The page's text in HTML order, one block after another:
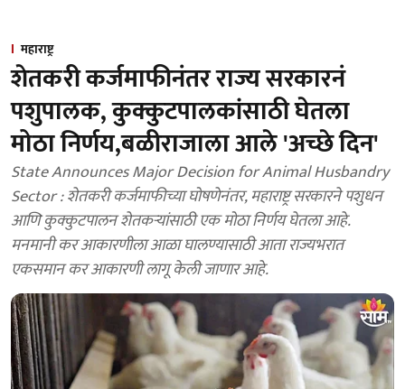
महाराष्ट्र
शेतकरी कर्जमाफीनंतर राज्य सरकारनं
पशुपालक, कुक्कुटपालकांसाठी घेतला
मोठा निर्णय,बळीराजाला आले 'अच्छे दिन'
State Announces Major Decision for Animal Husbandry
Sector : शेतकरी कर्जमाफीच्या घोषणेनंतर, महाराष्ट्र सरकारने पशुधन
आणि कुक्कुटपालन शेतकऱ्यांसाठी एक मोठा निर्णय घेतला आहे.
मनमानी कर आकारणीला आळा घालण्यासाठी आता राज्यभरात
एकसमान कर आकारणी लागू केली जाणार आहे.